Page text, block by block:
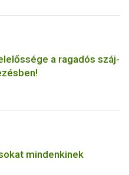
a ragadós száj-
mindenkinek